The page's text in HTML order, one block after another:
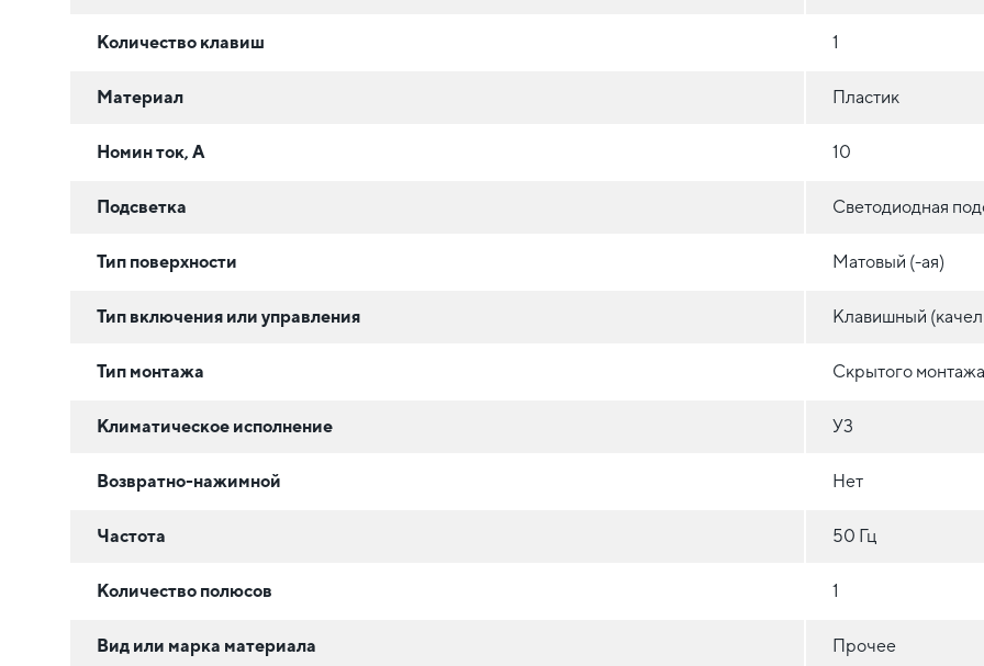
Количество клавиш 1
Материал Пластик
Номин ток, А 10
Подсветка Светодиодная
Тип поверхности Матовый (-ая)
Тип включения или управления Клавишный
Тип монтажа Скрытого
Климатическое исполнение У3
Возвратно-нажимной Нет
Частота 50 Гц
Количество полюсов 1
Вид или марка материала Прочее